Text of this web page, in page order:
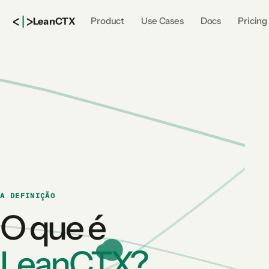
<|>LeanCTX Product Use Cases Docs Pricing
A DEFINIÇÃO
O que é